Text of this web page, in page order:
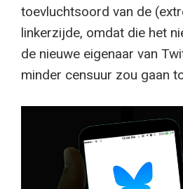
toevluchtsoord van de
linkerzijde, omdat die het
de nieuwe eigenaar van
minder censuur zou gaan